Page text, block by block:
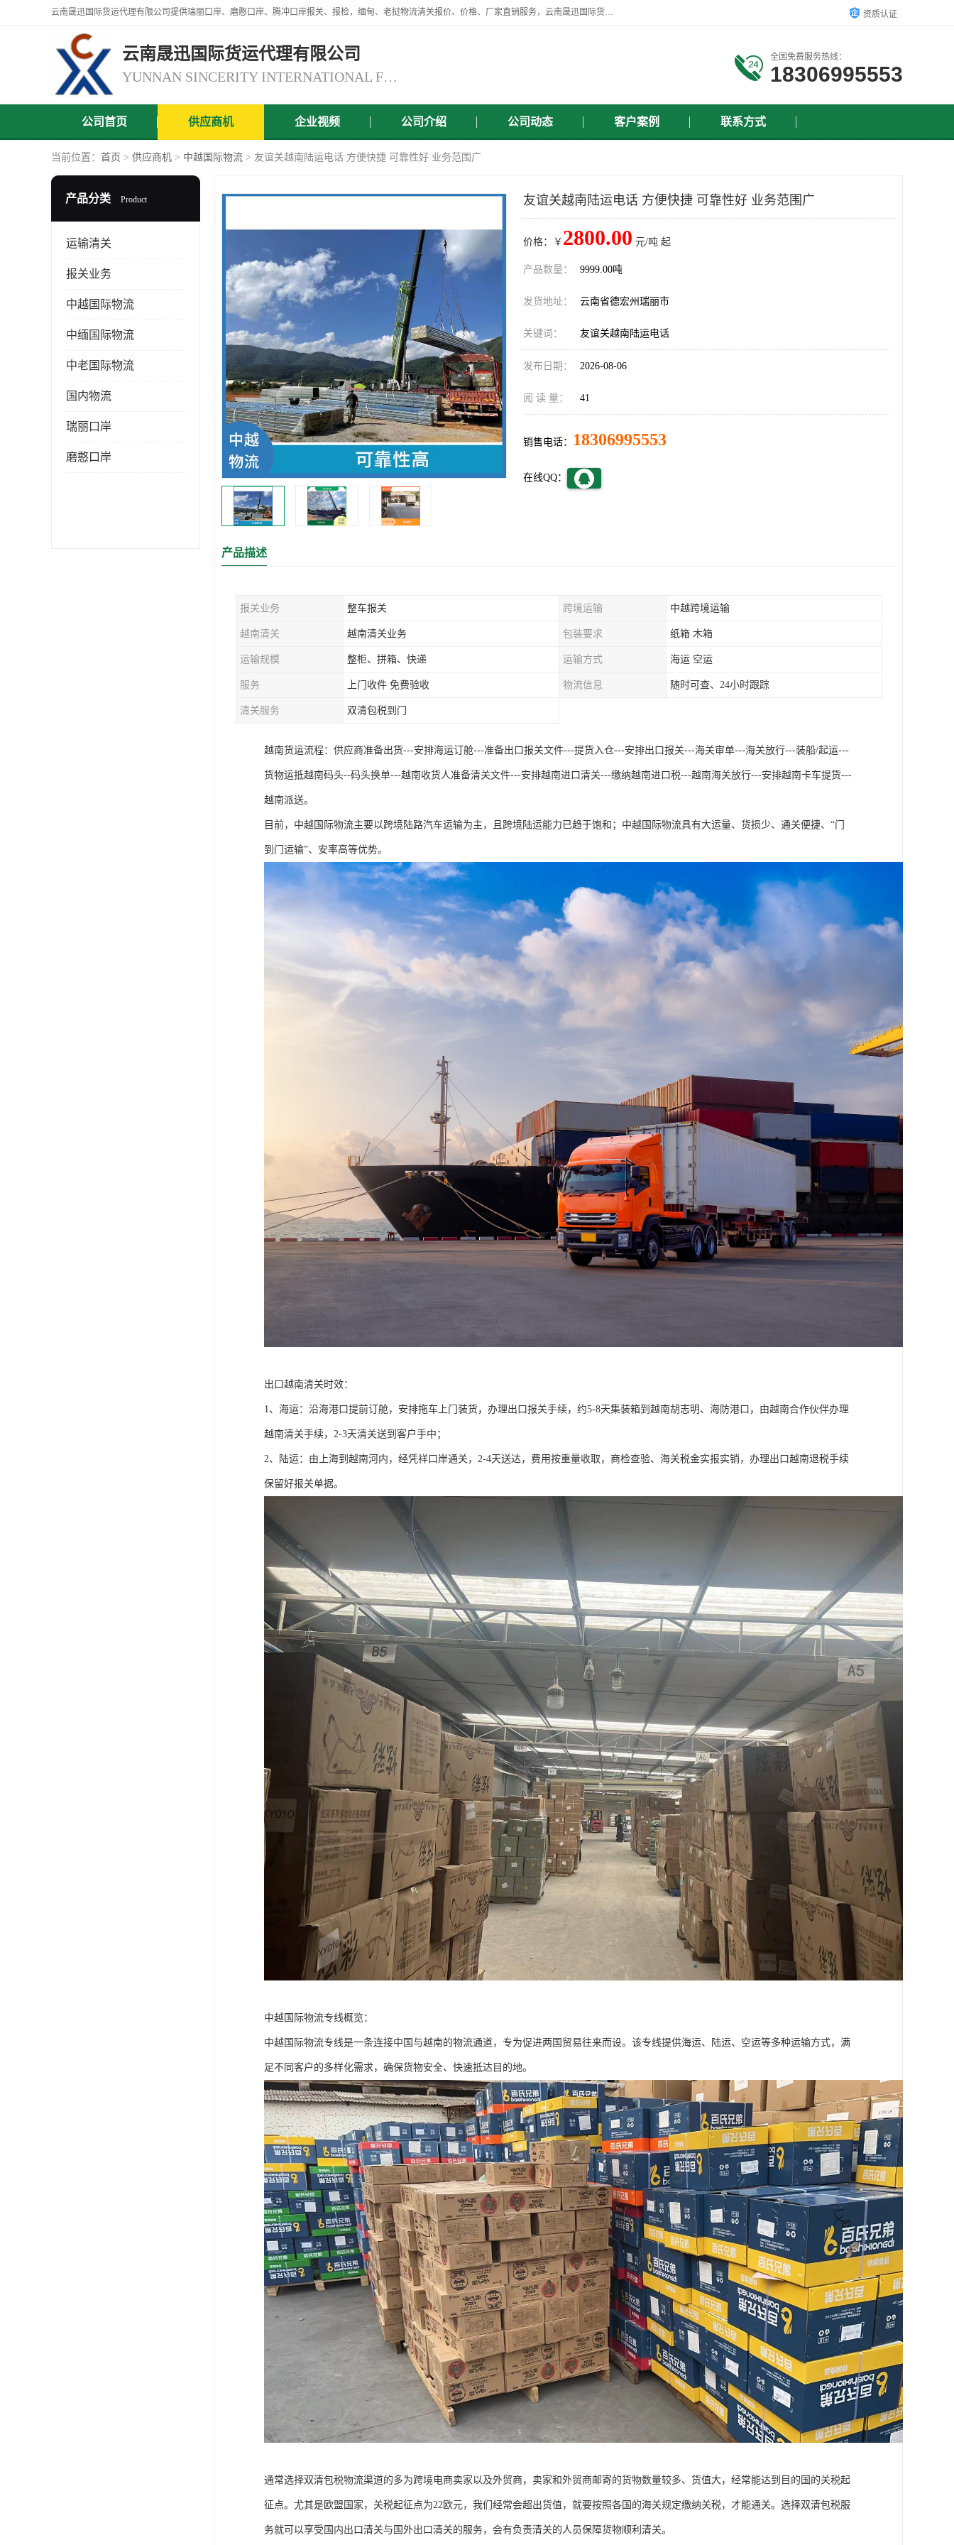
云南晟迅国际货运代理有限公司提供瑞丽口岸、磨憨口岸、腾冲口岸报关、报检，缅甸、老挝物流清关报价、价格、厂家直销服务，云南晟迅国际货运代理有限公司，由一支精通业务、经验丰富、责任心强的专业团队组建于,云南晟迅国际货运代理有限公司商铺。 资质认证
云南晟迅国际货运代理有限公司
YUNNAN SINCERITY INTERNATIONAL FREIGHT FOR WARDING CO.,LTD
全国免费服务热线：
18306995553
公司首页 供应商机 企业视频 公司介绍 公司动态 客户案例 联系方式
当前位置： 首页 > 供应商机 > 中越国际物流 > 友谊关越南陆运电话 方便快捷 可靠性好 业务范围广
产品分类 Product
运输清关
报关业务
中越国际物流
中缅国际物流
中老国际物流
国内物流
瑞丽口岸
磨憨口岸
友谊关越南陆运电话 方便快捷 可靠性好 业务范围广
价格：￥ 2800.00 元/吨 起
产品数量： 9999.00吨
发货地址： 云南省德宏州瑞丽市
关键词： 友谊关越南陆运电话
发布日期： 2026-08-06
阅 读 量： 41
销售电话： 18306995553
在线QQ：
产品描述
报关业务 整车报关 跨境运输 中越跨境运输
越南清关 越南清关业务 包装要求 纸箱 木箱
运输规模 整柜、拼箱、快递 运输方式 海运 空运
服务 上门收件 免费验收 物流信息 随时可查、24小时跟踪
清关服务 双清包税到门
越南货运流程：供应商准备出货---安排海运订舱---准备出口报关文件---提货入仓---安排出口报关---海关审单---海关放行---装船/起运---
货物运抵越南码头--码头换单---越南收货人准备清关文件---安排越南进口清关---缴纳越南进口税---越南海关放行---安排越南卡车提货---
越南派送。
目前，中越国际物流主要以跨境陆路汽车运输为主，且跨境陆运能力已趋于饱和；中越国际物流具有大运量、货损少、通关便捷、“门
到门运输”、安率高等优势。
出口越南清关时效：
1、海运：沿海港口提前订舱，安排拖车上门装货，办理出口报关手续，约5-8天集装箱到越南胡志明、海防港口，由越南合作伙伴办理
越南清关手续，2-3天清关送到客户手中；
2、陆运：由上海到越南河内，经凭祥口岸通关，2-4天送达，费用按重量收取，商检查验、海关税金实报实销，办理出口越南退税手续
保留好报关单据。
中越国际物流专线概览：
中越国际物流专线是一条连接中国与越南的物流通道，专为促进两国贸易往来而设。该专线提供海运、陆运、空运等多种运输方式，满
足不同客户的多样化需求，确保货物安全、快速抵达目的地。
通常选择双清包税物流渠道的多为跨境电商卖家以及外贸商，卖家和外贸商邮寄的货物数量较多、货值大，经常能达到目的国的关税起
征点。尤其是欧盟国家，关税起征点为22欧元，我们经常会超出货值，就要按照各国的海关规定缴纳关税，才能通关。选择双清包税服
务就可以享受国内出口清关与国外出口清关的服务，会有负责清关的人员保障货物顺利清关。